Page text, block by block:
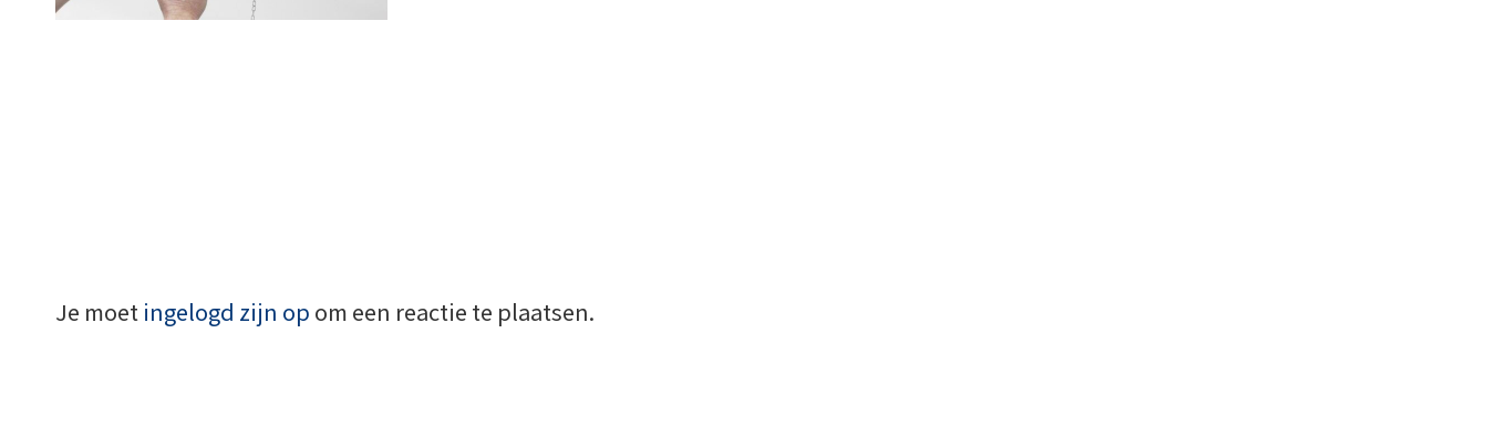
Je moet ingelogd zijn op om een reactie te plaatsen.